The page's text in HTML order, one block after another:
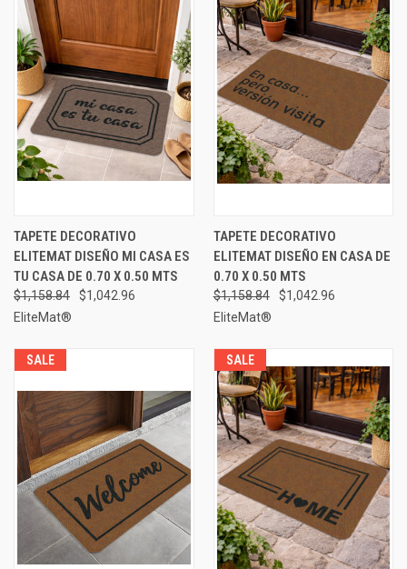
TAPETE DECORATIVO
ELITEMAT DISEÑO MI CASA ES
TU CASA DE 0.70 X 0.50 MTS
$1,158.84
$1,042.96
EliteMat®
TAPETE DECORATIVO
ELITEMAT DISEÑO EN CASA DE
0.70 X 0.50 MTS
$1,158.84
$1,042.96
EliteMat®
SALE SALE